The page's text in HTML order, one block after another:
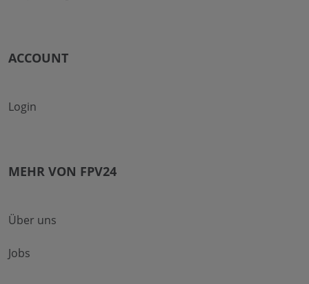
ACCOUNT
Login
MEHR VON FPV24
Über uns
Jobs